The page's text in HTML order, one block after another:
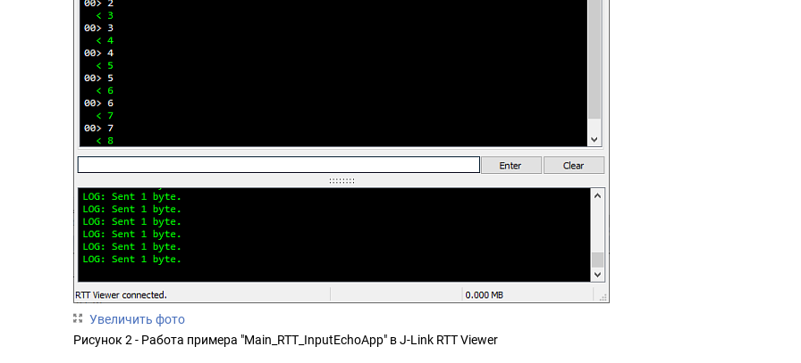
Увеличить фото
Рисунок 2 - Работа примера "Main_RTT_InputEchoApp" в J-Link RTT Viewer